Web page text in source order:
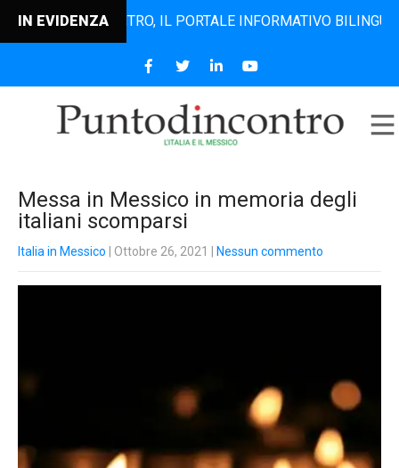
IN EVIDENZA IL PORTALE INFORMATIVO BILINGUE
Messa in Messico in memoria degli
italiani scomparsi
Italia in Messico | Ottobre 26, 2021 Nessun commento